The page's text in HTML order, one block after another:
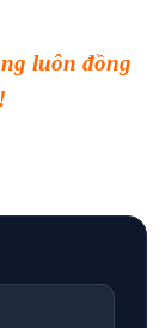
luôn đồng